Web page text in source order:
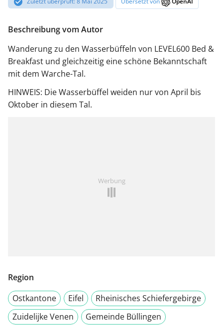
Beschreibung vom Autor
Wanderung zu den Wasserbüffeln von LEVEL600 Bed &
Breakfast und gleichzeitig eine schöne Bekanntschaft
mit dem Warche-Tal.
HINWEIS: Die Wasserbüffel weiden nur von April bis
Oktober in diesem Tal.
Werbung
Region
Ostkantone
Eifel
Rheinisches Schiefergebirge
Zuidelijke Venen
Gemeinde Büllingen